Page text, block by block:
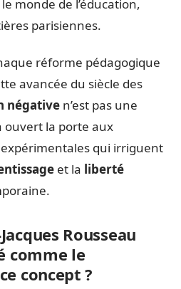
monde de l’éducation,
parisiennes.
réforme pédagogique
avancée du siècle des
négative n’est pas une
ouvert la porte aux
qui irriguent
et la liberté
Rousseau
comme le
concept ?